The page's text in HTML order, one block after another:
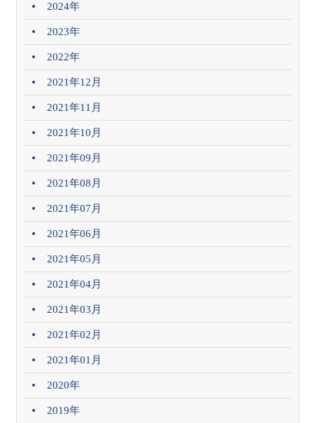
2024年
2023年
2022年
2021年12月
2021年11月
2021年10月
2021年09月
2021年08月
2021年07月
2021年06月
2021年05月
2021年04月
2021年03月
2021年02月
2021年01月
2020年
2019年